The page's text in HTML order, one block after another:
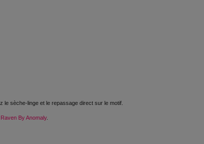
le sèche-linge et le repassage direct sur le motif.
Raven By Anomaly.